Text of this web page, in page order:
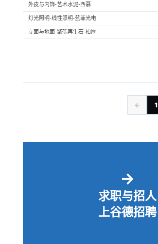
外皮与内饰-艺术水泥-西慕
灯光照明-线性照明-蓝菲光电
立面与地面-聚砾再生石-柏厚
← 1
→
求职与招人
上谷德招聘